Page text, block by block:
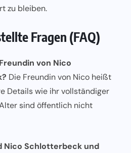
zu bleiben.
Fragen (FAQ)
von Nico
Die Freundin von Nico heißt
Details wie ihr vollständiger
sind öffentlich nicht
Nico Schlotterbeck und